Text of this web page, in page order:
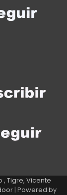
, Tigre, Vicente
| Powered by